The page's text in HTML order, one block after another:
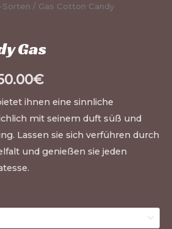
Sorten / Gas Cotton Candy
Gas
€
ihnen eine sinnliche
mit seinem duft süß und
Lassen sie sich verführen durch
und genießen sie jeden